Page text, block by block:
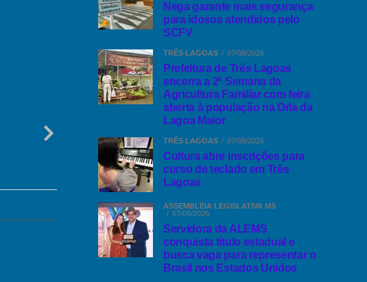
Nega garante mais segurança
para idosos atendidos pelo
SCFV
TRÊS LAGOAS 07/08/2026
Prefeitura de Três Lagoas
encerra a 2ª Semana da
Agricultura Familiar com feira
aberta à população na Orla da
Lagoa Maior
TRÊS LAGOAS 07/08/2026
Cultura abre inscrições para
curso de teclado em Três
Lagoas
ASSEMBLÉIA LEGISLATIVA MS
07/08/2026
Servidora da ALEMS
conquista título estadual e
busca vaga para representar o
Brasil nos Estados Unidos